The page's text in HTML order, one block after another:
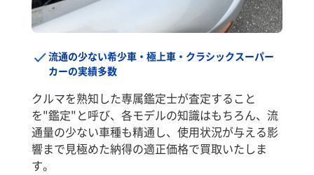
流通の少ない希少車・極上車・クラシックスーパー
カーの実績多数
クルマを熟知した専属鑑定士が査定すること
を"鑑定"と呼び、各モデルの知識はもちろん、流
通量の少ない車種も精通し、使用状況が与える影
響まで見極めた納得の適正価格で買取いたしま
す。